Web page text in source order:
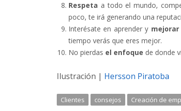
Respeta a todo el mundo,
poco, te irá generando una
Interésate en aprender y
tiempo verás que eres mejor.
No pierdas el enfoque de donde
Ilustración | Hersson Piratoba
Clientes consejos Creación de